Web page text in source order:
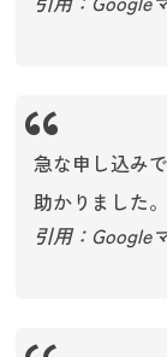
急な申し込み
助かりました。
引用：Google